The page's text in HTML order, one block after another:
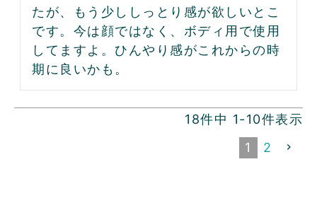
たが、もう少ししっとり感が欲しいとこ
です。今は顔ではなく、ボディ用で使用
してますよ。ひんやり感がこれからの時
期に良いかも。
18件中 1-10件表示
1
2